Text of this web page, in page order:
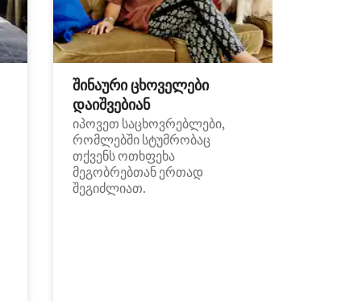
შინაური ცხოველები
დაიშვებიან
იპოვეთ საცხოვრებლები,
რომლებში სტუმრობაც
თქვენს ოთხფეხა
მეგობრებთან ერთად
შეგიძლიათ.